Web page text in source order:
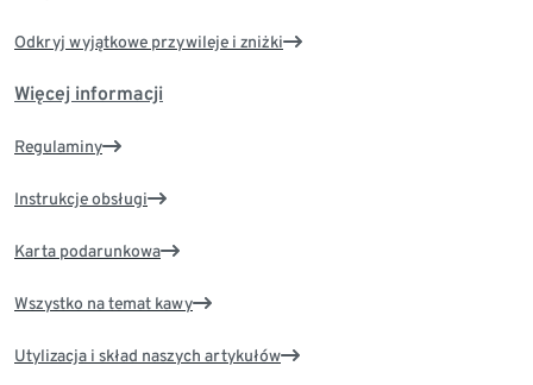
Odkryj wyjątkowe przywileje i zniżki
Więcej informacji
Regulaminy
Instrukcje obsługi
Karta podarunkowa
Wszystko na temat kawy
Utylizacja i skład naszych artykułów